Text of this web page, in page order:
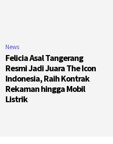
News
Felicia Asal Tangerang
Resmi Jadi Juara The Icon
Indonesia, Raih Kontrak
Rekaman hingga Mobil
Listrik